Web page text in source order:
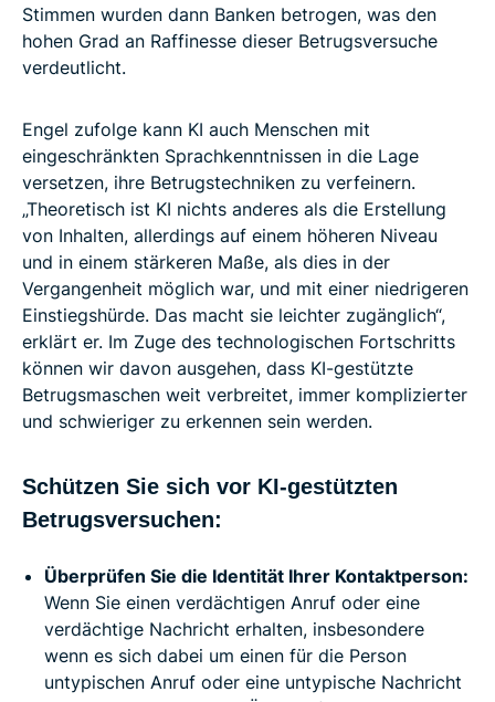
Stimmen wurden dann Banken betrogen, was den
hohen Grad an Raffinesse dieser Betrugsversuche
verdeutlicht.
Engel zufolge kann KI auch Menschen mit
eingeschränkten Sprachkenntnissen in die Lage
versetzen, ihre Betrugstechniken zu verfeinern.
„Theoretisch ist KI nichts anderes als die Erstellung
von Inhalten, allerdings auf einem höheren Niveau
und in einem stärkeren Maße, als dies in der
Vergangenheit möglich war, und mit einer niedrigeren
Einstiegshürde. Das macht sie leichter zugänglich“,
erklärt er. Im Zuge des technologischen Fortschritts
können wir davon ausgehen, dass KI-gestützte
Betrugsmaschen weit verbreitet, immer komplizierter
und schwieriger zu erkennen sein werden.
Schützen Sie sich vor KI-gestützten
Betrugsversuchen:
Überprüfen Sie die Identität Ihrer Kontaktperson:
Wenn Sie einen verdächtigen Anruf oder eine
verdächtige Nachricht erhalten, insbesondere
wenn es sich dabei um einen für die Person
untypischen Anruf oder eine untypische Nachricht